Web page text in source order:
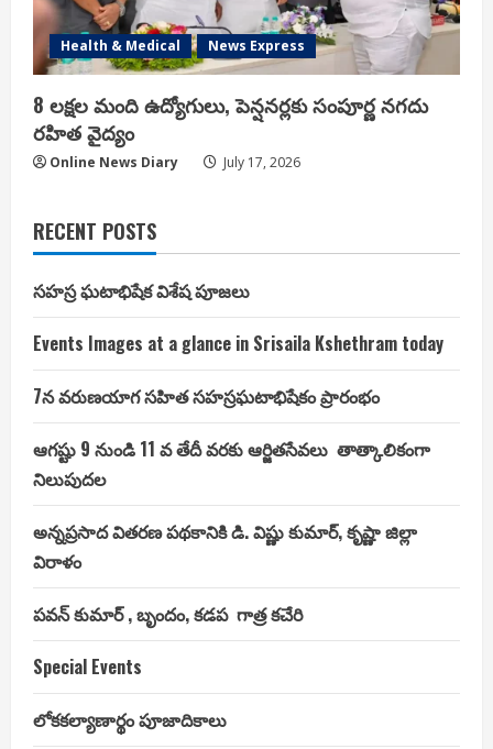
Health & Medical News Express
8 లక్షల మంది ఉద్యోగులు, పెన్షనర్లకు సంపూర్ణ నగదు
రహిత వైద్యం
Online News Diary July 17, 2026
RECENT POSTS
సహస్ర ఘటాభిషేక విశేష పూజలు
Events Images at a glance in Srisaila Kshethram today
7న వరుణయాగ సహిత సహస్రఘటాభిషేకం ప్రారంభం
ఆగష్టు 9 నుండి 11 వ తేదీ వరకు ఆర్జితసేవలు తాత్కాలికంగా
నిలుపుదల
అన్నప్రసాద వితరణ పథకానికి డి. విష్ణు కుమార్, కృష్ణా జిల్లా
విరాళం
పవన్ కుమార్ , బృందం, కడప గాత్ర కచేరి
Special Events
లోకకల్యాణార్థం పూజాదికాలు